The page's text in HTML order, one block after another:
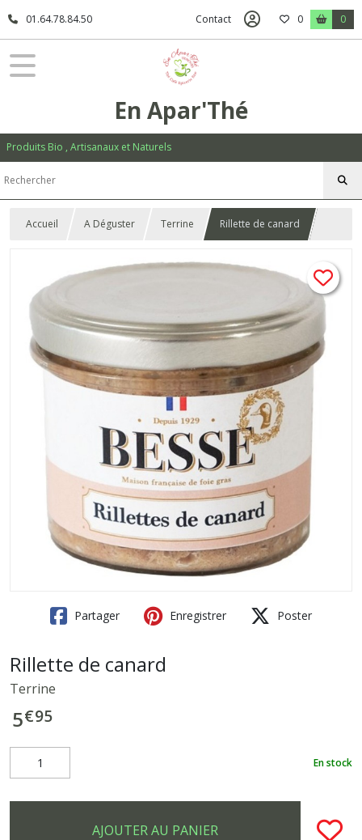
01.64.78.84.50 Contact 0 0
En Apar'Thé
Produits Bio , Artisanaux et Naturels
Accueil A Déguster Terrine Rillette de canard
Partager Enregistrer Poster
Rillette de canard
Terrine
5€95
En stock
AJOUTER AU PANIER